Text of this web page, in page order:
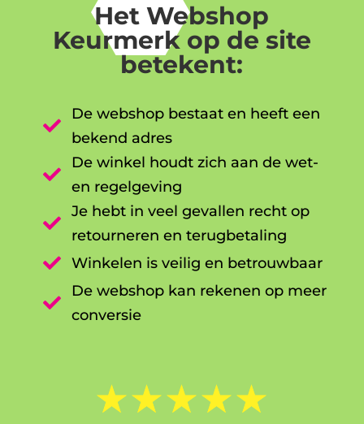
Het Webshop
Keurmerk op de site
betekent:

De webshop bestaat en heeft een
bekend adres

De winkel houdt zich aan de wet-
en regelgeving

Je hebt in veel gevallen recht op
retourneren en terugbetaling

Winkelen is veilig en betrouwbaar

De webshop kan rekenen op meer
conversie
☆☆☆☆☆